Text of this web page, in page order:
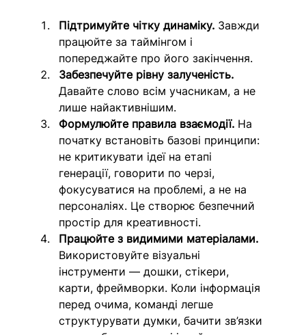
Підтримуйте чітку динаміку. Завжди
працюйте за таймінгом і
попереджайте про його закінчення.
Забезпечуйте рівну залученість.
Давайте слово всім учасникам, а не
лише найактивнішим.
Формулюйте правила взаємодії. На
початку встановіть базові принципи:
не критикувати ідеї на етапі
генерації, говорити по черзі,
фокусуватися на проблемі, а не на
персоналіях. Це створює безпечний
простір для креативності.
Працюйте з видимими матеріалами.
Використовуйте візуальні
інструменти — дошки, стікери,
карти, фреймворки. Коли інформація
перед очима, команді легше
структурувати думки, бачити зв’язки